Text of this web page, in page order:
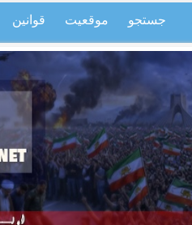
جستجو موقعیت قوانین